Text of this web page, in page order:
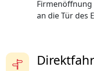
an die Tür des